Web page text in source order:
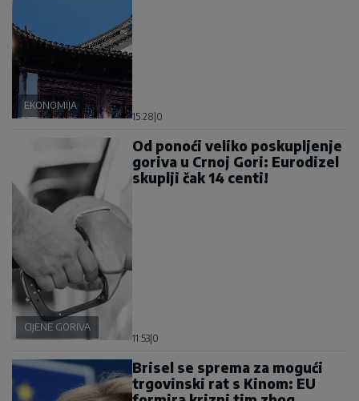
EKONOMIJA
15:28 0
CIJENE GORIVA
Od ponoći veliko poskupljenje
goriva u Crnoj Gori: Eurodizel
skuplji čak 14 centi!
11:53 0
Brisel se sprema za mogući
trgovinski rat s Kinom: EU